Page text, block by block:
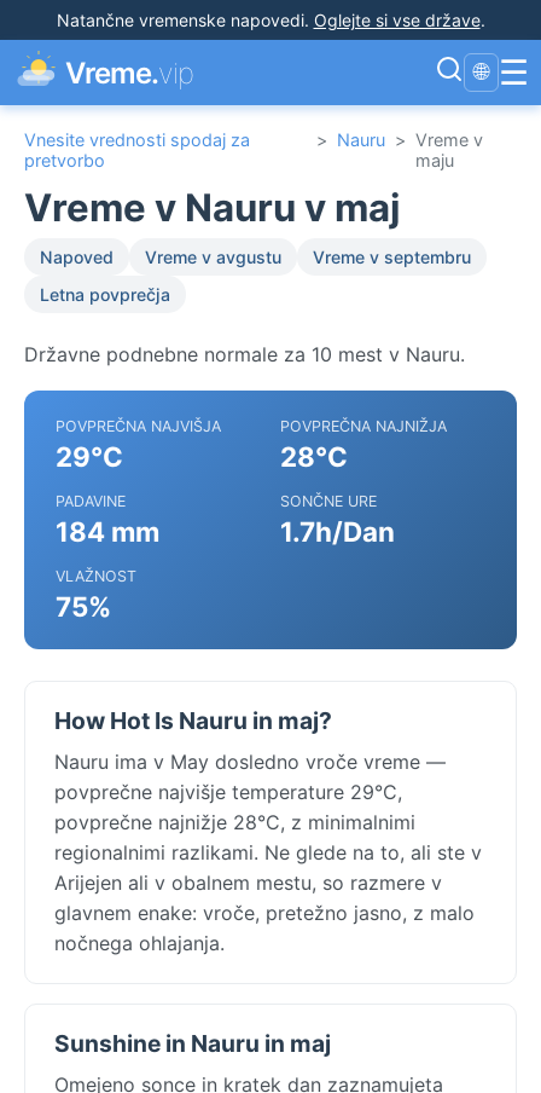
Natančne vremenske napovedi. Oglejte si vse države.
Vreme.vip 🌐 ☰
Vnesite vrednosti spodaj za
pretvorbo
> Nauru > Vreme v
maju
Vreme v Nauru v maj
Napoved Vreme v avgustu
Vreme v septembru
Letna povprečja
Državne podnebne normale za 10 mest v Nauru.
POVPREČNA NAJVIŠJA
29°C
POVPREČNA NAJNIŽJA
28°C
PADAVINE
184 mm
SONČNE URE
1.7h/Dan
VLAŽNOST
75%
How Hot Is Nauru in maj?
Nauru ima v May dosledno vroče vreme —
povprečne najvišje temperature 29°C,
povprečne najnižje 28°C, z minimalnimi
regionalnimi razlikami. Ne glede na to, ali ste v
Arijejen ali v obalnem mestu, so razmere v
glavnem enake: vroče, pretežno jasno, z malo
nočnega ohlajanja.
Sunshine in Nauru in maj
Omejeno sonce in kratek dan zaznamujeta